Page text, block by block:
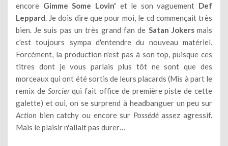
encore Gimme Some Lovin' et le son vaguement Def
Leppard. Je dois dire que pour moi, le cd commençait très
bien. Je suis pas un très grand fan de Satan Jokersmais
c'est toujours sympa d'entendre du nouveau matériel.
Forcément, la production n'est pas à son top, puisque ces
titres dont je vous parlais plus tôt ne sont que des
morceaux qui ont été sortis de leurs placards (Mis à part le
remix de Sorcierqui fait office de première piste de cette
galette) et oui, on se surprend à headbanguer un peu sur
Action bien catchy ou encore sur Possédéassez agressif.
Mais le plaisir n'allait pas durer…